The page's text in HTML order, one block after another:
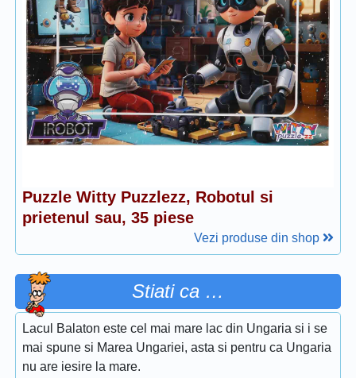
Puzzle Witty Puzzlezz, Robotul si
prietenul sau, 35 piese
Vezi produse din shop
Stiati ca …
Lacul Balaton este cel mai mare lac din Ungaria si i se
mai spune si Marea Ungariei, asta si pentru ca Ungaria
nu are iesire la mare.